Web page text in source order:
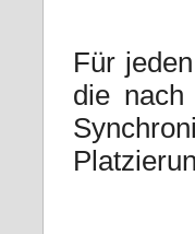
Für
die nach